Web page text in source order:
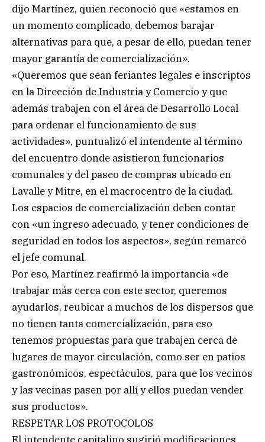
dijo Martínez, quien reconoció que «estamos en
un momento complicado, debemos barajar
alternativas para que, a pesar de ello, puedan tener
mayor garantía de comercialización».
«Queremos que sean feriantes legales e inscriptos
en la Dirección de Industria y Comercio y que
además trabajen con el área de Desarrollo Local
para ordenar el funcionamiento de sus
actividades», puntualizó el intendente al término
del encuentro donde asistieron funcionarios
comunales y del paseo de compras ubicado en
Lavalle y Mitre, en el macrocentro de la ciudad.
Los espacios de comercialización deben contar
con «un ingreso adecuado, y tener condiciones de
seguridad en todos los aspectos», según remarcó
el jefe comunal.
Por eso, Martínez reafirmó la importancia «de
trabajar más cerca con este sector, queremos
ayudarlos, reubicar a muchos de los dispersos que
no tienen tanta comercialización, para eso
tenemos propuestas para que trabajen cerca de
lugares de mayor circulación, como ser en patios
gastronómicos, espectáculos, para que los vecinos
y las vecinas pasen por allí y ellos puedan vender
sus productos».
RESPETAR LOS PROTOCOLOS